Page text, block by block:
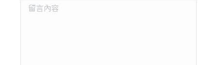
留言內容